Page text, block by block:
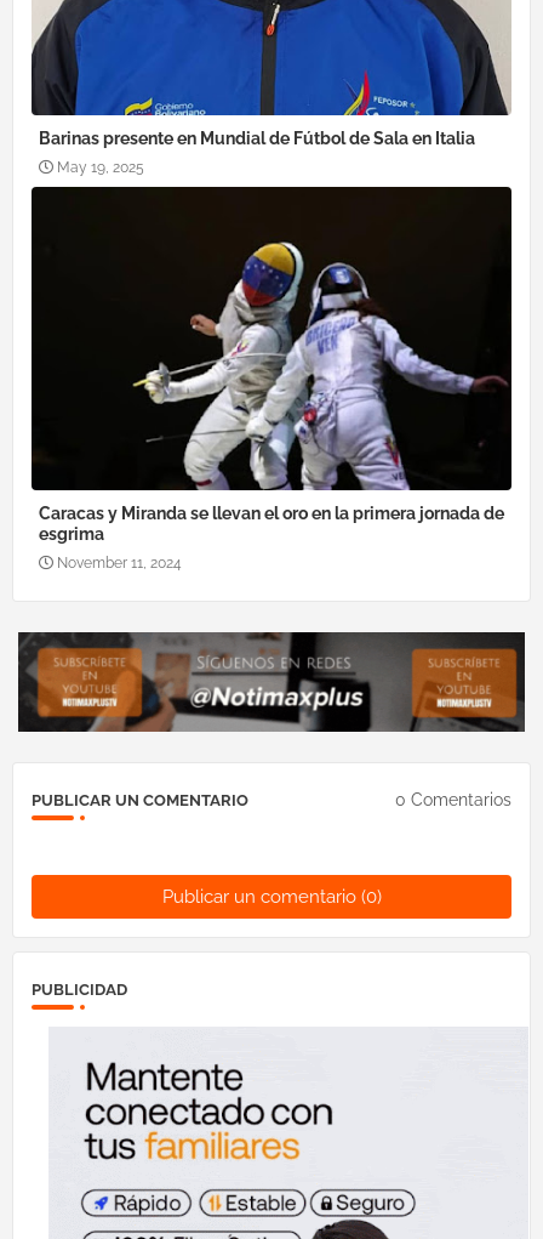
Barinas presente en Mundial de Fútbol de Sala en Italia
May 19, 2025
Caracas y Miranda se llevan el oro en la primera jornada de
esgrima
November 11, 2024
PUBLICAR UN COMENTARIO 0 Comentarios
Publicar un comentario (0)
PUBLICIDAD